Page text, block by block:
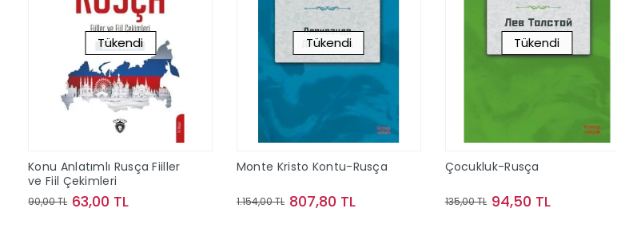
Tükendi
Konu Anlatımlı Rusça Fiiller
ve Fiil Çekimleri
90,00 TL 63,00 TL
Tükendi
Monte Kristo Kontu-Rusça
1.154,00 TL 807,80 TL
Tükendi
Çocukluk-Rusça
135,00 TL 94,50 TL